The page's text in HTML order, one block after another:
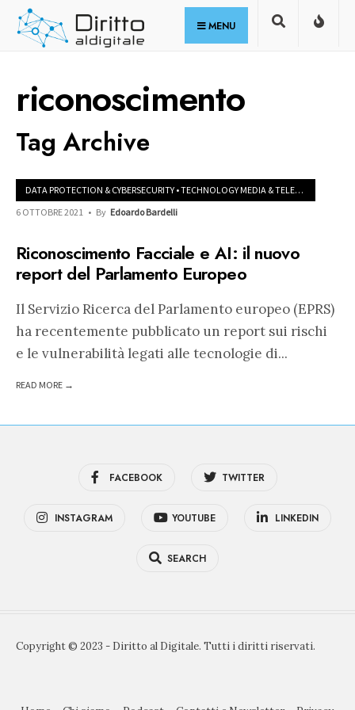
Skip
MENU
riconoscimento
Tag Archive
DATA PROTECTION & CYBERSECURITY •TECHNOLOGY MEDIA & TELECOM
6 OTTOBRE 2021 • By Edoardo Bardelli
Riconoscimento Facciale e AI: il nuovo
report del Parlamento Europeo
Il Servizio Ricerca del Parlamento europeo (EPRS)
ha recentemente pubblicato un report sui rischi
e le vulnerabilità legati alle tecnologie di...
READ MORE →
FACEBOOK TWITTER
INSTAGRAM YOUTUBE LINKEDIN
SEARCH
Copyright © 2023 - Diritto al Digitale. Tutti i diritti riservati.